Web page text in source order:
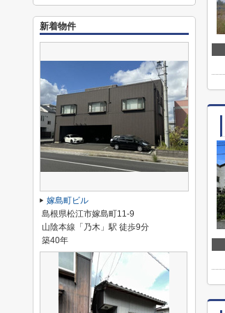
新着物件
嫁島町ビル
島根県松江市嫁島町11-9
山陰本線「乃木」駅 徒歩9分
築40年